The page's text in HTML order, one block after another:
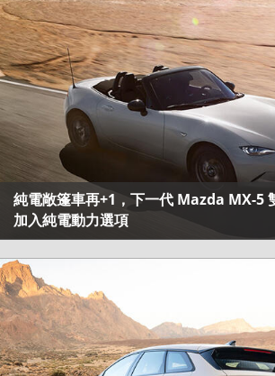
純電敞篷車再+1，下一代 Mazda MX-5
加入純電動力選項